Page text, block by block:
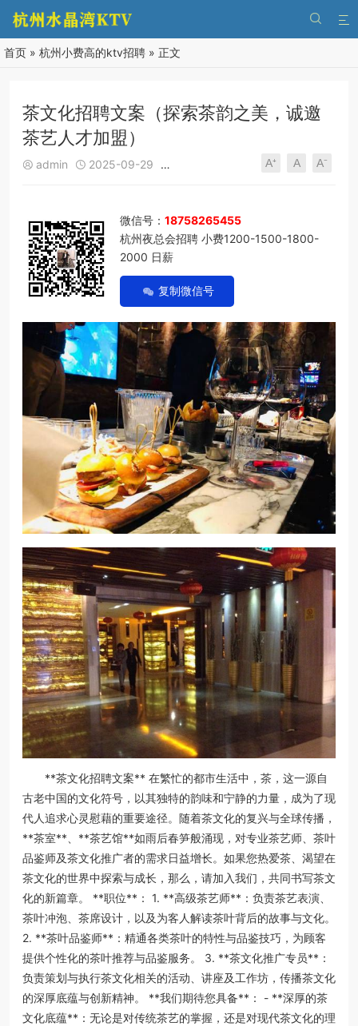


首页 » 杭州小费高的ktv招聘 » 正文
茶文化招聘文案（探索茶韵之美，诚邀
茶艺人才加盟）
 admin  2025-09-29  杭州小费高的ktv招聘  253
A⁺ A A⁻
微信号： 18758265455
杭州夜总会招聘 小费1200-1500-1800-
2000 日薪
复制微信号
**茶文化招聘文案** 在繁忙的都市生活中，茶，这一源自
古老中国的文化符号，以其独特的韵味和宁静的力量，成为了现
代人追求心灵慰藉的重要途径。随着茶文化的复兴与全球传播，
**茶室**、**茶艺馆**如雨后春笋般涌现，对专业茶艺师、茶叶
品鉴师及茶文化推广者的需求日益增长。如果您热爱茶、渴望在
茶文化的世界中探索与成长，那么，请加入我们，共同书写茶文
化的新篇章。 **职位**： 1. **高级茶艺师**：负责茶艺表演、
茶叶冲泡、茶席设计，以及为客人解读茶叶背后的故事与文化。
2. **茶叶品鉴师**：精通各类茶叶的特性与品鉴技巧，为顾客
提供个性化的茶叶推荐与品鉴服务。 3. **茶文化推广专员**：
负责策划与执行茶文化相关的活动、讲座及工作坊，传播茶文化
的深厚底蕴与创新精神。 **我们期待您具备**： - **深厚的茶
文化底蕴**：无论是对传统茶艺的掌握，还是对现代茶文化的理